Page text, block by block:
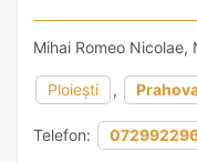
Mihai Romeo Nicolae,
Ploiești ,
Telefon: